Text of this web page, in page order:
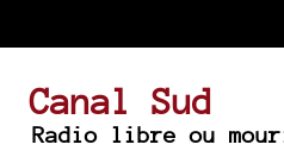
Canal Sud
Radio libre ou